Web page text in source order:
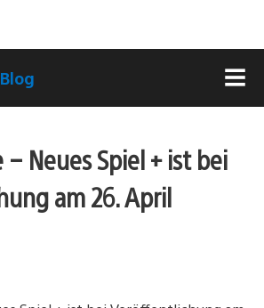
– Neues Spiel + ist bei
am 26. April